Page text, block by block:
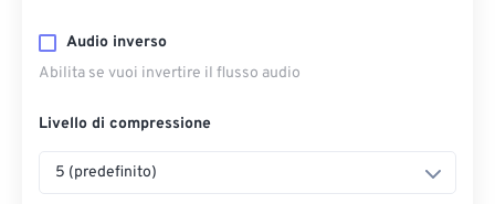
Audio inverso
Abilita se vuoi invertire il flusso audio
Livello di compressione
5 (predefinito)